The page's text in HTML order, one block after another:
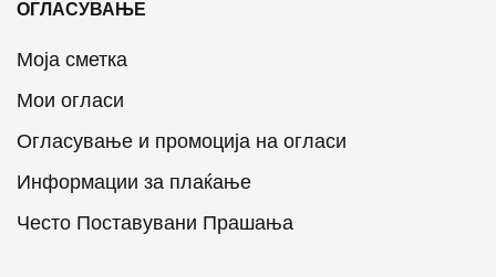
ОГЛАСУВАЊЕ
Моја сметка
Мои огласи
Огласување и промоција на огласи
Информации за плаќање
Често Поставувани Прашања